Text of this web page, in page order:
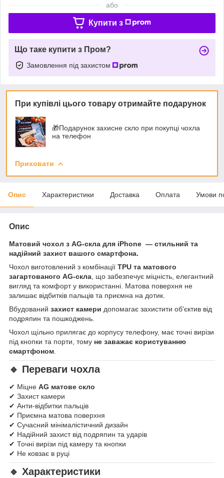
або
Купити з
Що таке купити з Пром?
Замовлення під захистом
При купівлі цього товару отримайте подарунок
🎁Подарунок захисне скло при покупці чохла
на телефон
Приховати
Опис Характеристики Доставка Оплата Умови
Опис
Матовий чохол з AG-скла для iPhone — стильний та
надійний захист вашого смартфона.
Чохол виготовлений з комбінації TPU та матового
загартованого AG-скла , що забезпечує міцність, елегантний
вигляд та комфорт у використанні. Матова поверхня не
залишає відбитків пальців та приємна на дотик.
Вбудований захист камери допомагає захистити об'єктив від
подряпин та пошкоджень.
Чохол щільно прилягає до корпусу телефону, має точні вирізи
під кнопки та порти, тому не заважає користуванню
смартфоном
🔹 Переваги чохла
✔ Міцне AG матове скло
✔ Захист камери
✔ Анти-відбитки пальців
✔ Приємна матова поверхня
✔ Сучасний мінімалістичний дизайн
✔ Надійний захист від подряпин та ударів
✔ Точні вирізи під камеру та кнопки
✔ Не ковзає в руці
🔹 Характеристики